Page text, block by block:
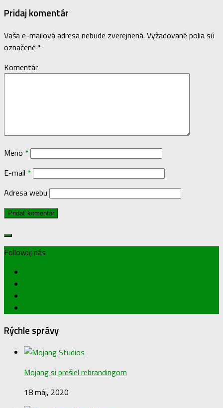
Pridaj komentár
Vaša e-mailová adresa nebude zverejnená. Vyžadované polia sú
označené *
Komentár
Meno *
E-mail *
Adresa webu
Followuj nás
Rýchle správy
Mojang si prešiel rebrandingom
18 máj, 2020